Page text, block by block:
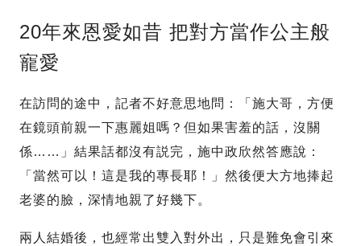
20年來恩愛如昔 把對方當作公主般
寵愛
在訪問的途中，記者不好意思地問：「施大哥，方便
在鏡頭前親一下惠麗姐嗎？但如果害羞的話，沒關
係……」結果話都沒有説完，施中政欣然答應說：
「當然可以！這是我的專長耶！」然後便大方地捧起
老婆的臉，深情地親了好幾下。
兩人結婚後，也經常出雙入對外出，只是難免會引來